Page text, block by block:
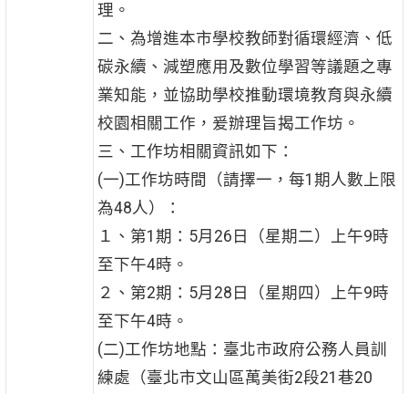
理。
二、為增進本市學校教師對循環經濟、低
碳永續、減塑應用及數位學習等議題之專
業知能，並協助學校推動環境教育與永續
校園相關工作，爰辦理旨揭工作坊。
三、工作坊相關資訊如下：
(一)工作坊時間（請擇一，每1期人數上限
為48人）：
１、第1期：5月26日（星期二）上午9時
至下午4時。
２、第2期：5月28日（星期四）上午9時
至下午4時。
(二)工作坊地點：臺北市政府公務人員訓
練處（臺北市文山區萬美街2段21巷20